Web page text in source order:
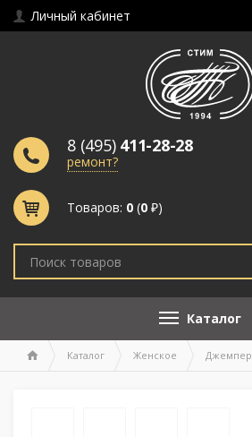
Личный кабинет
8 (495) 411-28-28
ремонт?
Товаров: 0 (0 ₽)
Каталог
Каталог Женское Джемпер